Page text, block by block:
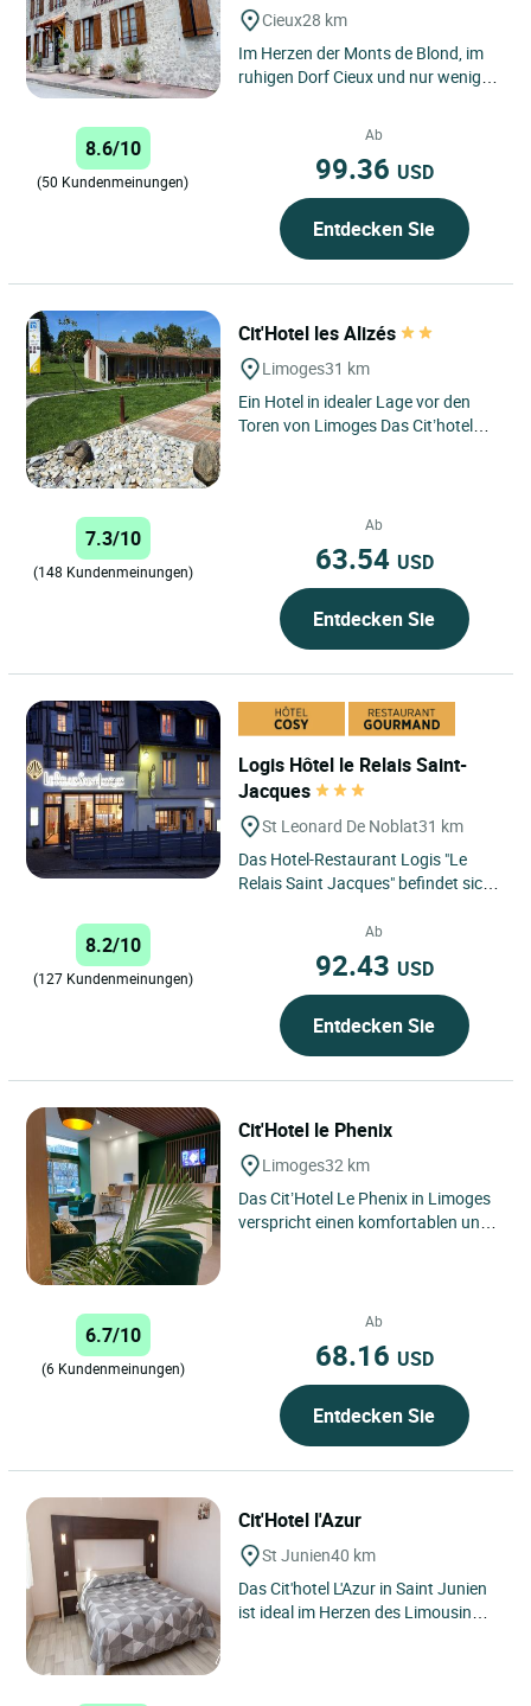
Cieux28 km
Im Herzen der Monts de Blond, im
ruhigen Dorf Cieux und nur wenige
Glane entfernt, empfängt...
8.6/10
(50 Kundenmeinungen)
Ab
99.36 USD
Entdecken Sie
Cit'Hotel les Alizés
Limoges31 km
Ein Hotel in idealer Lage vor den
Toren von Limoges Das Cit’hotel
7.3/10
(148 Kundenmeinungen)
Ab
63.54 USD
Entdecken Sie
Logis Hôtel le Relais Saint-
Jacques
St Leonard De Noblat31 km
Das Hotel-Restaurant Logis "Le
Relais Saint Jacques" befindet sich
mittelalterlichen Stadt...
8.2/10
(127 Kundenmeinungen)
Ab
92.43 USD
Entdecken Sie
Cit'Hotel le Phenix
Limoges32 km
Das Cit’Hotel Le Phenix in Limoges
verspricht einen komfortablen und
6.7/10
(6 Kundenmeinungen)
Ab
68.16 USD
Entdecken Sie
Cit'Hotel l'Azur
St Junien40 km
Das Cit'hotel L'Azur in Saint Junien
ist ideal im Herzen des Limousin